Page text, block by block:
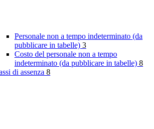
Personale non a tempo indeterminato (da
pubblicare in tabelle) 3
Costo del personale non a tempo
indeterminato (da pubblicare in tabelle) 8
di assenza 8